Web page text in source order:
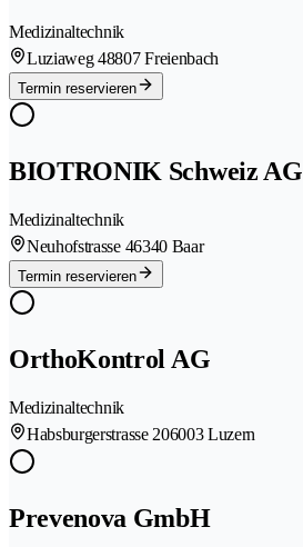
Medizinaltechnik
Luziaweg 48807 Freienbach
Termin reservieren
BIOTRONIK Schweiz AG
Medizinaltechnik
Neuhofstrasse 46340 Baar
Termin reservieren
OrthoKontrol AG
Medizinaltechnik
Habsburgerstrasse 206003 Luzern
Prevenova GmbH